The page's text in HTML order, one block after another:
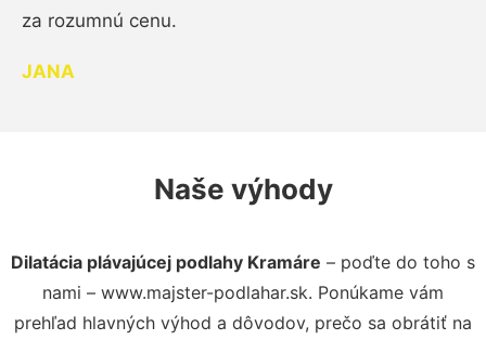
za rozumnú cenu.
JANA
Naše výhody
Dilatácia plávajúcej podlahy Kramáre – poďte do toho s
nami – www.majster-podlahar.sk. Ponúkame vám
prehľad hlavných výhod a dôvodov, prečo sa obrátiť na